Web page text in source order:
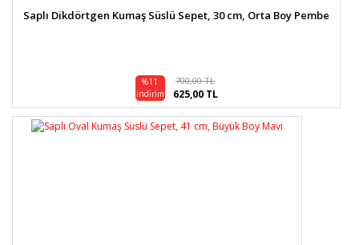
Saplı Dikdörtgen Kumaş Süslü Sepet, 30 cm, Orta Boy Pembe
%11
indirim
700,00 TL
625,00 TL